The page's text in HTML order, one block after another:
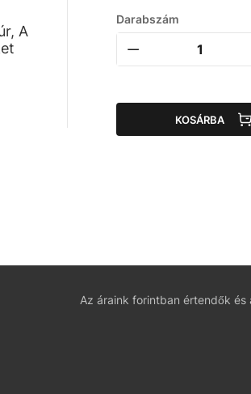
A
Darabszám
KOSÁRBA
Az áraink forintban értendők